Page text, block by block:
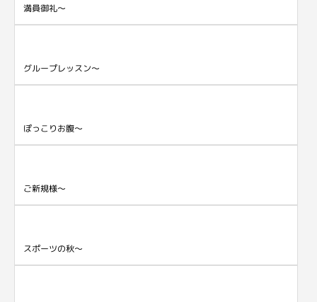
満員御礼～
グループレッスン～
ぽっこりお腹～
ご新規様～
スポーツの秋～